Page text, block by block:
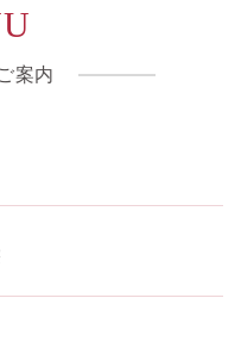
情報をパブリックDMP
ビスプロバイダ等の第
ます。
目的で利用いたしま
ービスの提供、医療関
、これらに付随する諸
案内